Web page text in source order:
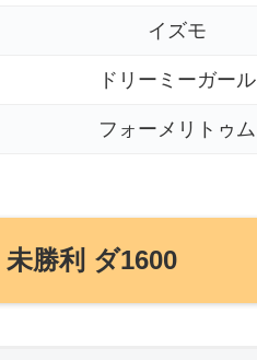
イズモ
ドリーミーガール
フォーメリトゥム
勝利 ダ1600